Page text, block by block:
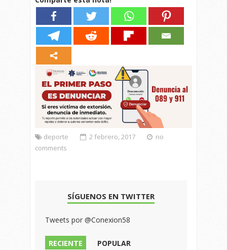
deporte 2 febrero, 2017
no
comments
SÍGUENOS EN TWITTER
Tweets por @Conexion58
RECIENTE
POPULAR